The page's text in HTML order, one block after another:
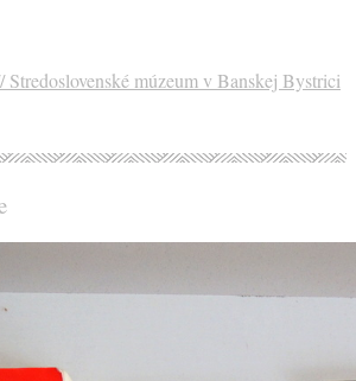
múzeum v Banskej Bystrici